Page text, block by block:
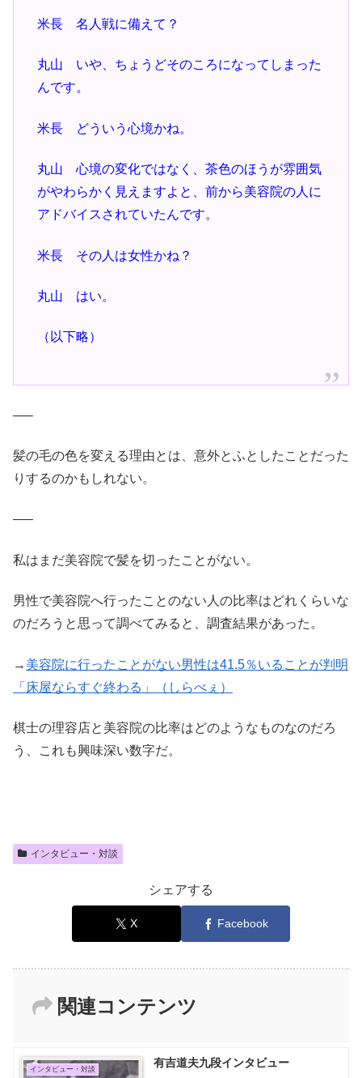
米長 名人戦に備えて？
丸山 いや、ちょうどそのころになってしまった
んです。
米長 どういう心境かね。
丸山 心境の変化ではなく、茶色のほうが雰囲気
がやわらかく見えますよと、前から美容院の人に
アドバイスされていたんです。
米長 その人は女性かね？
丸山 はい。
（以下略）
—–
髪の毛の色を変える理由とは、意外とふとしたことだった
りするのかもしれない。
—–
私はまだ美容院で髪を切ったことがない。
男性で美容院へ行ったことのない人の比率はどれくらいな
のだろうと思って調べてみると、調査結果があった。
→ 美容院に行ったことがない男性は41.5％いることが判明
「床屋ならすぐ終わる」（しらべぇ）
棋士の理容店と美容院の比率はどのようなものなのだろ
う、これも興味深い数字だ。
インタビュー・対談
シェアする
X Facebook
関連コンテンツ
インタビュー・対談 有吉道夫九段インタビュー